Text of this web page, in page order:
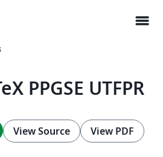
menu
PPGSE UTFPR
View Source View PDF